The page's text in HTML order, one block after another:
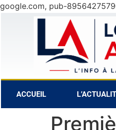
google.com, pub-
9 Août
ACCUEIL